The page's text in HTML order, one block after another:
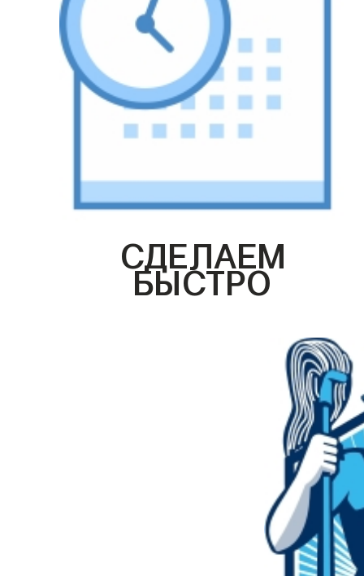
СДЕЛАЕМ
БЫСТРО